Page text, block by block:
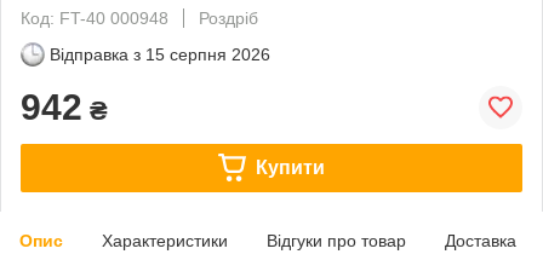
Код: FT-40 000948
Роздріб
Відправка з 15 серпня 2026
942 ₴
Купити
Опис Характеристики Відгуки про товар Доставка